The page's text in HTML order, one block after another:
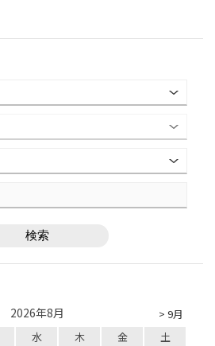
> 9月
2026年8月
水 木 金
土